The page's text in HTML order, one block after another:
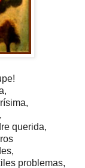
querida,
problemas,